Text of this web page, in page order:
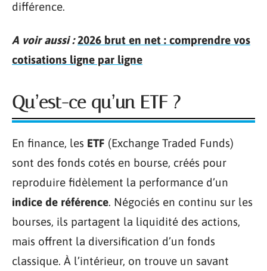
différence.
A voir aussi : 2026 brut en net : comprendre vos
cotisations ligne par ligne
Qu’est-ce qu’un ETF ?
En finance, les ETF (Exchange Traded Funds)
sont des fonds cotés en bourse, créés pour
reproduire fidèlement la performance d’un
indice de référence. Négociés en continu sur les
bourses, ils partagent la liquidité des actions,
mais offrent la diversification d’un fonds
classique. À l’intérieur, on trouve un savant